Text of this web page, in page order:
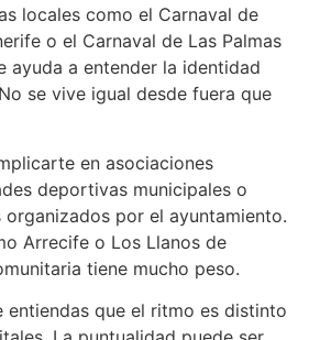
locales como el Carnaval de
o el Carnaval de Las Palmas
ayuda a entender la identidad
se vive igual desde fuera que
en asociaciones
deportivas municipales o
por el ayuntamiento.
Arrecife o Los Llanos de
tiene mucho peso.
entiendas que el ritmo es distinto